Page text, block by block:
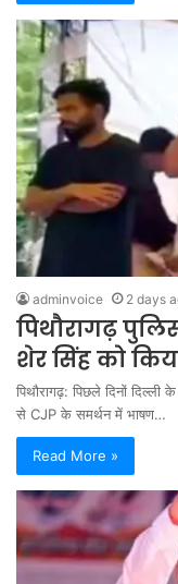
adminvoice 2 days
पिथौरागढ़
शेर सिंह को
पिथौरागढ़: पिछले दिनों
से CJP के समर्थन में भाषण…
Read More »